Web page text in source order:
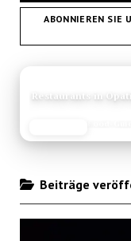
ABONNIEREN SIE
Restaurants in
Beiträge